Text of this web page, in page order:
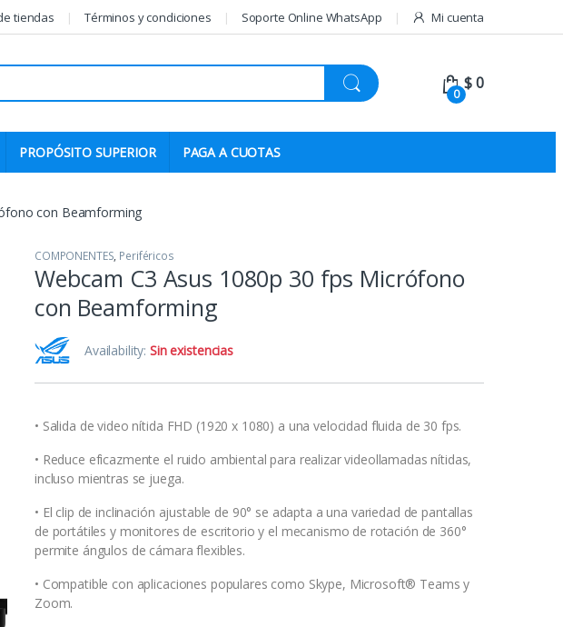
tiendas Términos y condiciones Soporte Online WhatsApp Mi cuenta
0
$0
PROPÓSITO SUPERIOR PAGA A CUOTAS
con Beamforming
COMPONENTES, Periféricos
Webcam C3 Asus 1080p 30 fps Micrófono
con Beamforming
Availability:Sin existencias
• Salida de video nítida FHD (1920 x 1080) a una velocidad fluida de 30 fps.
• Reduce eficazmente el ruido ambiental para realizar videollamadas nítidas,
incluso mientras se juega.
• El clip de inclinación ajustable de 90° se adapta a una variedad de pantallas
de portátiles y monitores de escritorio y el mecanismo de rotación de 360°
permite ángulos de cámara flexibles.
• Compatible con aplicaciones populares como Skype, Microsoft® Teams y
Zoom.